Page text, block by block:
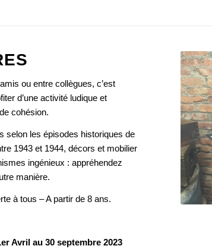
ou entre collègues, c’est
d’une activité ludique et
cohésion.
selon les épisodes historiques de
1943 et 1944, décors et mobilier
ingénieux : appréhendez
manière.
à tous – A partir de 8 ans.
Avril au 30 septembre 2023